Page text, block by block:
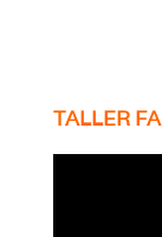
TALLER